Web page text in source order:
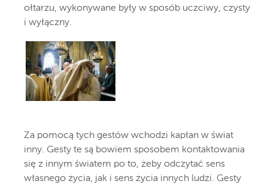
ołtarzu, wykonywane były w sposób uczciwy, czysty
i wyłączny.
Za pomocą tych gestów wchodzi kapłan w świat
inny. Gesty te są bowiem sposobem kontaktowania
się z innym światem po to, żeby odczytać sens
własnego życia, jak i sens życia innych ludzi. Gesty